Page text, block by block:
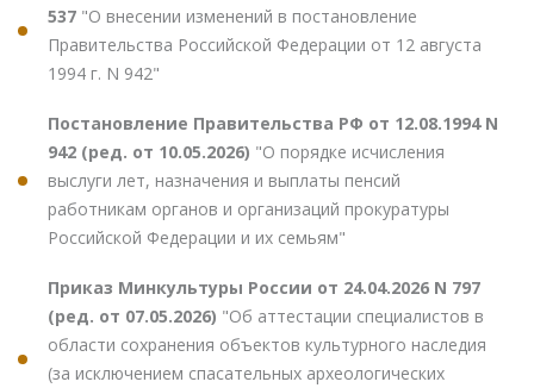
537 "О внесении изменений в постановление
Правительства Российской Федерации от 12 августа
1994 г. N 942"
Постановление Правительства РФ от 12.08.1994 N
942 (ред. от 10.05.2026) "О порядке исчисления
выслуги лет, назначения и выплаты пенсий
работникам органов и организаций прокуратуры
Российской Федерации и их семьям"
Приказ Минкультуры России от 24.04.2026 N 797
(ред. от 07.05.2026) "Об аттестации специалистов в
области сохранения объектов культурного наследия
(за исключением спасательных археологических